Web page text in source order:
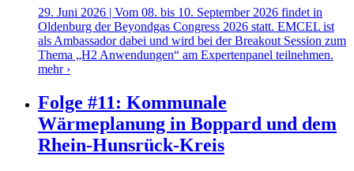
29. Juni 2026 | Vom 08. bis 10. September 2026 findet in
Oldenburg der Beyondgas Congress 2026 statt. EMCEL ist
als Ambassador dabei und wird bei der Breakout Session zum
Thema „H2 Anwendungen“ am Expertenpanel teilnehmen.
mehr ›
Folge #11: Kommunale
Wärmeplanung in Boppard und dem
Rhein-Hunsrück-Kreis